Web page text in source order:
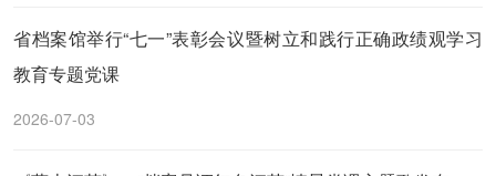
省档案馆举行“七一”表彰会议暨树立和践行正确政绩观学习
教育专题党课
2026-07-03